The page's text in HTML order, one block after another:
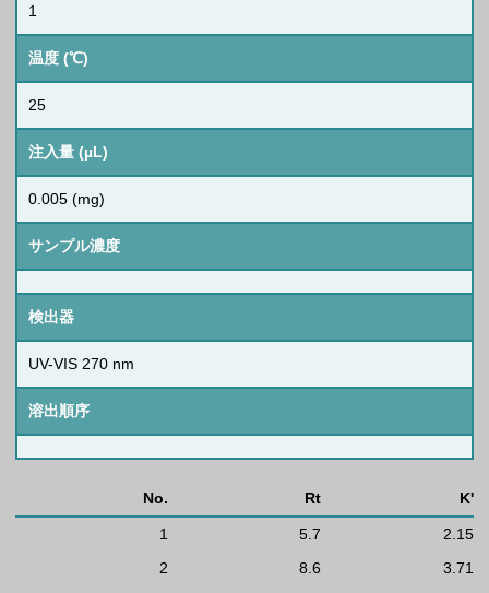
1
温度 (℃)
25
注入量 (µL)
0.005 (mg)
サンプル濃度
検出器
UV-VIS 270 nm
溶出順序
No. Rt K'
1 5.7
2.15
2
8.6 3.71